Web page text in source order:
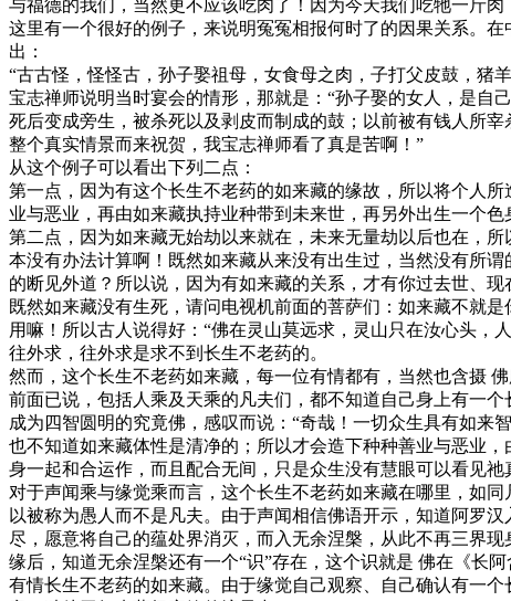
与福德的我们，当然更不应该吃肉了！因为今天我们吃牠一斤肉
这里有一个很好的例子，来说明冤冤相报何时了的因果关系。
出：
“古古怪，怪怪古，孙子娶祖母，女食母之肉，子打父皮鼓，猪
宝志禅师说明当时宴会的情形，那就是：“孙子娶的女人，是自
死后变成旁生，被杀死以及剥皮而制成的鼓；以前被有钱人所
整个真实情景而来祝贺，我宝志禅师看了真是苦啊！”
从这个例子可以看出下列二点：
第一点，因为有这个长生不老药的如来藏的缘故，所以将个人
业与恶业，再由如来藏执持业种带到未来世，再另外出生一个
第二点，因为如来藏无始劫以来就在，未来无量劫以后也在，
本没有办法计算啊！既然如来藏从来没有出生过，当然没有所
的断见外道？所以说，因为有如来藏的关系，才有你过去世、现
既然如来藏没有生死，请问电视机前面的菩萨们：如来藏不就
用嘛！所以古人说得好：“佛在灵山莫远求，灵山只在汝心头
往外求，往外求是求不到长生不老药的。
然而，这个长生不老药如来藏，每一位有情都有，当然也含摄
前面已说，包括人乘及天乘的凡夫们，都不知道自己身上有一
成为四智圆明的究竟佛，感叹而说：“奇哉！一切众生具有如来
也不知道如来藏体性是清净的；所以才会造下种种善业与恶业
身一起和合运作，而且配合无间，只是众生没有慧眼可以看见祂
对于声闻乘与缘觉乘而言，这个长生不老药如来藏在哪里，如
以被称为愚人而不是凡夫。由于声闻相信佛语开示，知道阿罗
尽，愿意将自己的蕴处界消灭，而入无余涅槃，从此不再三界
缘后，知道无余涅槃还有一个“识”存在，这个识就是 佛在《长
有情长生不老药的如来藏。由于缘觉自己观察、自己确认有一